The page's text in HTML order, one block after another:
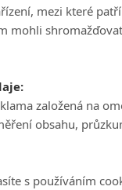
Agathy
podobě
než
mezi které
mohli
založená na
obsahu,
s používáním